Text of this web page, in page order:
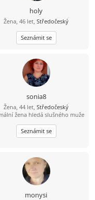
holy
Žena, 46 let, Středočeský
Seznámit se
sonia8
Žena, 44 let, Středočeský
žena hledá slušného muže
Seznámit se
monysi